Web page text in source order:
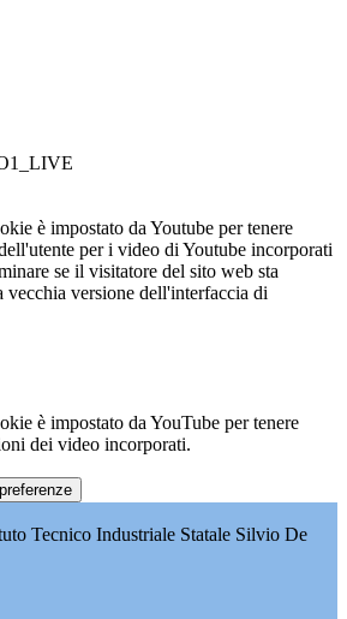
è impostato da Youtube per tenere
per i video di Youtube incorporati
se il visitatore del sito web sta
versione dell'interfaccia di
è impostato da YouTube per tenere
dei video incorporati.
Tecnico Industriale Statale Silvio De